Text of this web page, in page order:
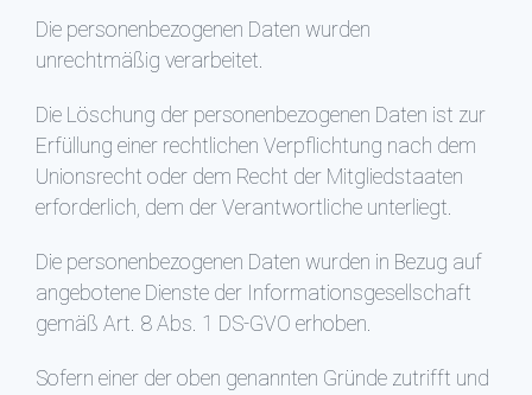
Die personenbezogenen Daten wurden
unrechtmäßig verarbeitet.
Die Löschung der personenbezogenen Daten ist zur
Erfüllung einer rechtlichen Verpflichtung nach dem
Unionsrecht oder dem Recht der Mitgliedstaaten
erforderlich, dem der Verantwortliche unterliegt.
Die personenbezogenen Daten wurden in Bezug auf
angebotene Dienste der Informationsgesellschaft
gemäß Art. 8 Abs. 1 DS-GVO erhoben.
Sofern einer der oben genannten Gründe zutrifft und